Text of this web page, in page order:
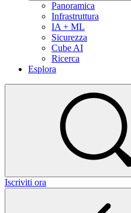
Panoramica
Infrastruttura
IA + ML
Sicurezza
Cube AI
Ricerca
Esplora
Iscriviti ora